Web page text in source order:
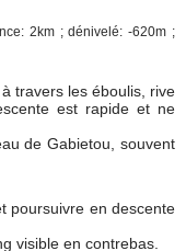
2km ; dénivelé: -620m ;
travers les éboulis, rive
est rapide et ne
de Gabietou, souvent
poursuivre en descente
visible en contrebas.